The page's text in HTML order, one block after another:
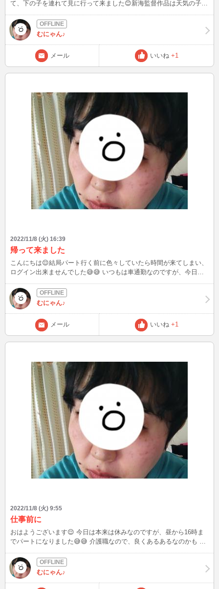
て、下の子を連れて見に行って来ました😊新海監督作品は天気の子か
れます✨また休みの時とか見たい！ 今日はボチボチまた家事をして、
合間に入るかもしれませんので見かけましたらお話して下さると嬉し
いです🙂 女性の日が来てまして、ノンアダ対応になるかもしれませ
んが、サービス出来そうな所はある‥かも??
むにゃん♪
メール いいね +1
2022/11/8 (火) 16:39
帰って来ました
こんにちは😌結局パート行く前に色々していたら時間が来てしまい、
ログイン出来ませんでした😅😅 いつもは車通勤なのですが、今日は
ました。運動不足解消にもなったかな(笑) また空き時間にログインす
るかもしれませんので見かけましたらお話して下さると嬉しいです🙂
むにゃん♪
メール いいね +1
2022/11/8 (火) 9:55
仕事前に
おはようございます😌 今日は本来は休みなのですが、昼から16時ま
でパートになりました😅😅 介護職なので、良くあるあるなのかも 仕
ますので、お時間合う方はお話しましょう😊
むにゃん♪